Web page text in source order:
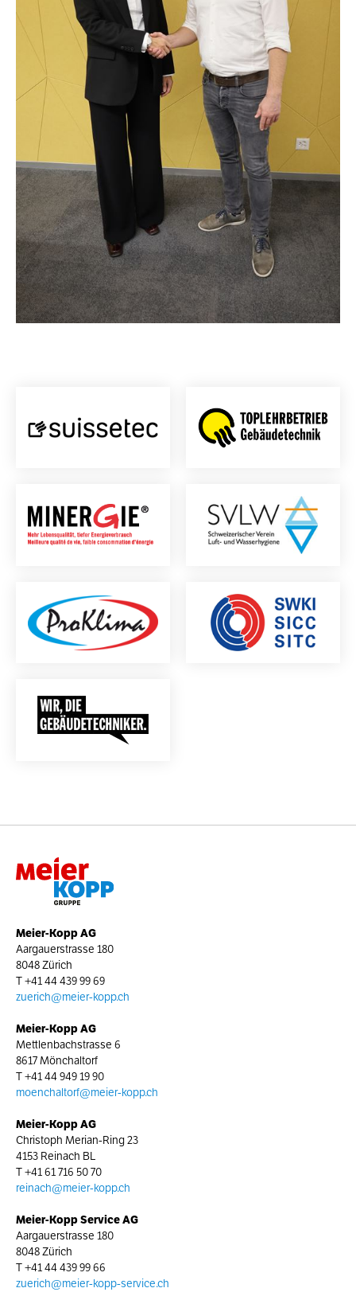
Meier-Kopp AG
Aargauerstrasse 180
8048 Zürich
T+41 44 439 99 69
zuerich@meier-kopp.ch
Meier-Kopp AG
Mettlenbachstrasse 6
8617 Mönchaltorf
T+41 44 949 19 90
moenchaltorf@meier-kopp.ch
Meier-Kopp AG
Christoph Merian-Ring 23
4153 Reinach BL
T+41 61 716 50 70
reinach@meier-kopp.ch
Meier-Kopp Service AG
Aargauerstrasse 180
8048 Zürich
T+41 44 439 99 66
zuerich@meier-kopp-service.ch